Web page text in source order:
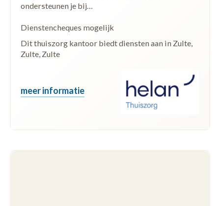
ondersteunen je bij…
Dienstencheques mogelijk
Dit thuiszorg kantoor biedt diensten aan in Zulte,
Zulte, Zulte
meer informatie